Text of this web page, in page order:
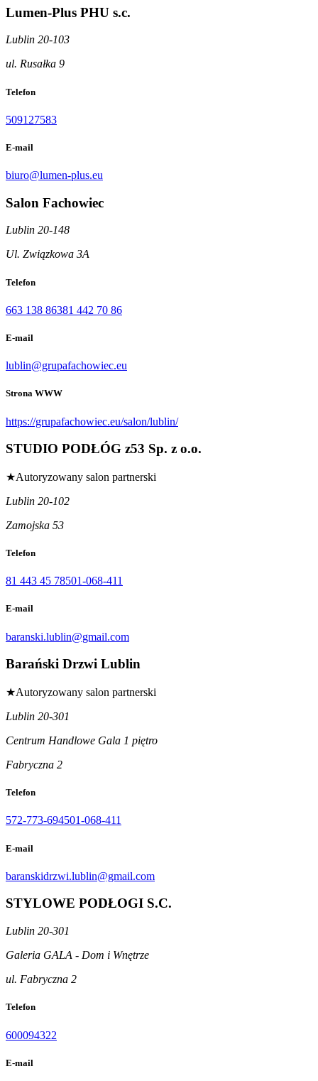
Lumen-Plus PHU s.c.
Lublin 20-103
ul. Rusałka 9
Telefon
509127583
E-mail
biuro@lumen-plus.eu
Salon Fachowiec
Lublin 20-148
Ul. Związkowa 3A
Telefon
663 138 86381 442 70 86
E-mail
lublin@grupafachowiec.eu
Strona WWW
https://grupafachowiec.eu/salon/lublin/
STUDIO PODŁÓG z53 Sp. z o.o.
★Autoryzowany salon partnerski
Lublin 20-102
Zamojska 53
Telefon
81 443 45 78501-068-411
E-mail
baranski.lublin@gmail.com
Barański Drzwi Lublin
★Autoryzowany salon partnerski
Lublin 20-301
Centrum Handlowe Gala 1 piętro
Fabryczna 2
Telefon
572-773-694501-068-411
E-mail
baranskidrzwi.lublin@gmail.com
STYLOWE PODŁOGI S.C.
Lublin 20-301
Galeria GALA - Dom i Wnętrze
ul. Fabryczna 2
Telefon
600094322
E-mail